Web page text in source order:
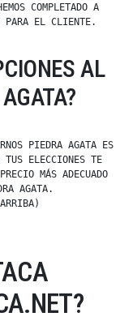
COMPLETADO A
PARA EL CLIENTE.
AL
PIEDRA AGATA ES
TUS ELECCIONES TE
MÁS ADECUADO
AGATA.